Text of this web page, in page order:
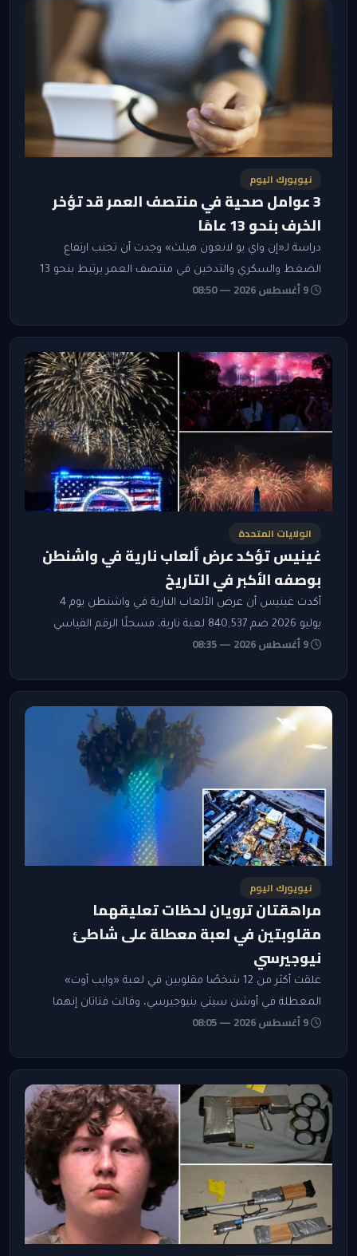
نيويورك اليوم
3 عوامل صحية في منتصف العمر قد تؤخر
الخرف بنحو 13 عامًا
دراسة لـ«إن واي يو لانغون هيلث» وجدت أن تجنب ارتفاع
الضغط والسكري والتدخين في منتصف العمر يرتبط بنحو 13
عامًا إضافية من الحياة من دون خرف.
9 أغسطس 2026 — 08:50
الولايات المتحدة
غينيس تؤكد عرض ألعاب نارية في واشنطن
بوصفه الأكبر في التاريخ
أكدت غينيس أن عرض الألعاب النارية في واشنطن يوم 4
يوليو 2026 ضم 840,537 لعبة نارية، مسجلًا الرقم القياسي
لأكبر عرض في التاريخ.
9 أغسطس 2026 — 08:35
نيويورك اليوم
مراهقتان ترويان لحظات تعليقهما
مقلوبتين في لعبة معطلة على شاطئ
نيوجيرسي
علقت أكثر من 12 شخصًا مقلوبين في لعبة «وايب آوت»
المعطلة في أوشن سيتي بنيوجيرسي، وقالت فتاتان إنهما
بقيتا في هذا الوضع بين 5 و7 دقائق قبل استئناف تشغيلها.
9 أغسطس 2026 — 08:05